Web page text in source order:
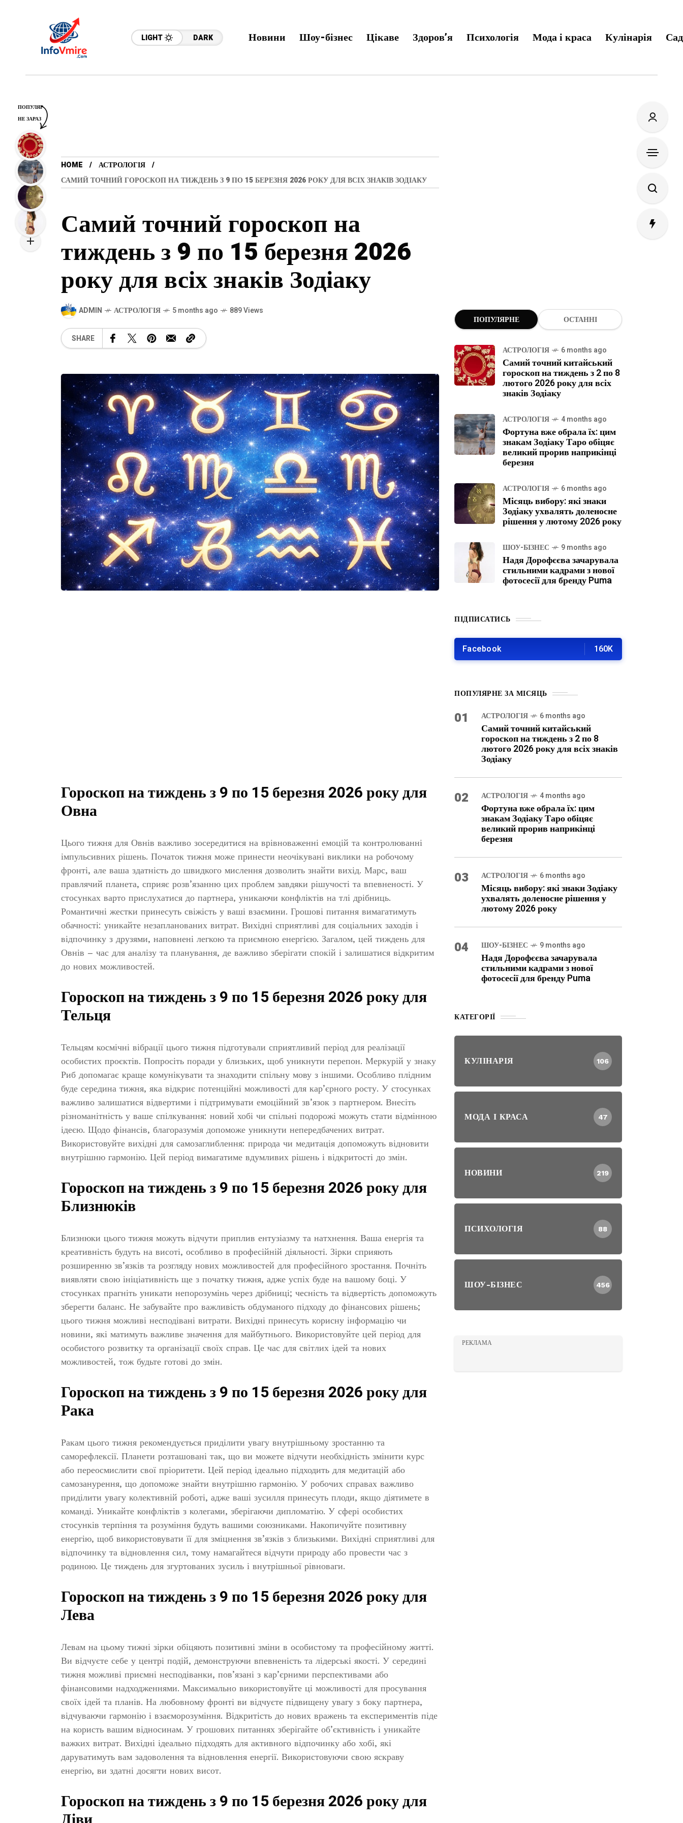
LIGHT DARK Новини Шоу-бізнес Цікаве Здоров’я Психологія Мода і краса Кулінарія
HOME
АСТРОЛОГІЯ
САМИЙ ТОЧНИЙ ГОРОСКОП НА ТИЖДЕНЬ З 9 ПО 15 БЕРЕЗНЯ 2026 РОКУ ДЛЯ ВСІХ ЗНАКІВ ЗОДІАКУ
Самий точний гороскоп на
тиждень з 9 по 15 березня 2026
року для всіх знаків Зодіаку
ADMIN АСТРОЛОГІЯ 5 months ago 889 Views
SHARE
Гороскоп на тиждень з 9 по 15 березня 2026 року для
Овна
Цього тижня для Овнів важливо зосередитися на врівноваженні емоцій та контролюванні
імпульсивних рішень. Початок тижня може принести неочікувані виклики на робочому
фронті, але ваша здатність до швидкого мислення дозволить знайти вихід. Марс, ваш
правлячий планета, сприяє розв’язанню цих проблем завдяки рішучості та впевненості. У
стосунках варто прислухатися до партнера, уникаючи конфліктів на тлі дрібниць.
Романтичні жестки принесуть свіжість у ваші взаємини. Грошові питання вимагатимуть
обачності: уникайте незапланованих витрат. Вихідні сприятливі для соціальних заходів і
відпочинку з друзями, наповнені легкою та приємною енергією. Загалом, цей тиждень для
Овнів – час для аналізу та планування, де важливо зберігати спокій і залишатися відкритим
до нових можливостей.
Гороскоп на тиждень з 9 по 15 березня 2026 року для
Тельця
Тельцям космічні вібрації цього тижня підготували сприятливий період для реалізації
особистих проєктів. Попросіть поради у близьких, щоб уникнути перепон. Меркурій у знаку
Риб допомагає краще комунікувати та знаходити спільну мову з іншими. Особливо плідним
буде середина тижня, яка відкриє потенційні можливості для кар’єрного росту. У стосунках
важливо залишатися відвертими і підтримувати емоційний зв’язок з партнером. Внесіть
різноманітність у ваше спілкування: новий хобі чи спільні подорожі можуть стати відмінною
ідеєю. Щодо фінансів, благоразумія допоможе уникнути непередбачених витрат.
Використовуйте вихідні для самозаглиблення: природа чи медитація допоможуть відновити
внутрішню гармонію. Цей період вимагатиме вдумливих рішень і відкритості до змін.
Гороскоп на тиждень з 9 по 15 березня 2026 року для
Близнюків
Близнюки цього тижня можуть відчути приплив ентузіазму та натхнення. Ваша енергія та
креативність будуть на висоті, особливо в професійній діяльності. Зірки сприяють
розширенню зв’язків та розгляду нових можливостей для професійного зростання. Почніть
виявляти свою ініціативність ще з початку тижня, адже успіх буде на вашому боці. У
стосунках прагніть уникати непорозумінь через дрібниці; чесність та відвертість допоможуть
зберегти баланс. Не забувайте про важливість обдуманого підходу до фінансових рішень;
цього тижня можливі несподівані витрати. Вихідні принесуть корисну інформацію чи
новини, які матимуть важливе значення для майбутнього. Використовуйте цей період для
особистого розвитку та організації своїх справ. Це час для світлих ідей та нових
можливостей, тож будьте готові до змін.
Гороскоп на тиждень з 9 по 15 березня 2026 року для
Рака
Ракам цього тижня рекомендується приділити увагу внутрішньому зростанню та
саморефлексії. Планети розташовані так, що ви можете відчути необхідність змінити курс
або переосмислити свої пріоритети. Цей період ідеально підходить для медитацій або
самозанурення, що допоможе знайти внутрішню гармонію. У робочих справах важливо
приділити увагу колективній роботі, адже ваші зусилля принесуть плоди, якщо діятимете в
команді. Уникайте конфліктів з колегами, зберігаючи дипломатію. У сфері особистих
стосунків терпіння та розуміння будуть вашими союзниками. Накопичуйте позитивну
енергію, щоб використовувати її для зміцнення зв’язків з близькими. Вихідні сприятливі для
відпочинку та відновлення сил, тому намагайтеся відчути природу або провести час з
родиною. Це тиждень для згуртованих зусиль і внутрішньої рівноваги.
Гороскоп на тиждень з 9 по 15 березня 2026 року для
Лева
Левам на цьому тижні зірки обіцяють позитивні зміни в особистому та професійному житті.
Ви відчуєте себе у центрі подій, демонструючи впевненість та лідерські якості. У середині
тижня можливі приємні несподіванки, пов’язані з кар’єрними перспективами або
фінансовими надходженнями. Максимально використовуйте ці можливості для просування
своїх ідей та планів. На любовному фронті ви відчуєте підвищену увагу з боку партнера,
відчуваючи гармонію і взаєморозуміння. Відкритість до нових вражень та експериментів піде
на користь вашим відносинам. У грошових питаннях зберігайте об’єктивність і уникайте
важких витрат. Вихідні ідеально підходять для активного відпочинку або хобі, які
даруватимуть вам задоволення та відновлення енергії. Використовуючи свою яскраву
енергію, ви здатні досягти нових висот.
Гороскоп на тиждень з 9 по 15 березня 2026 року для
ПОПУЛЯРНЕ ОСТАННІ
АСТРОЛОГІЯ 6 months ago
Самий точний китайський
гороскоп на тиждень з 2 по 8
лютого 2026 року для всіх
знаків Зодіаку
АСТРОЛОГІЯ 4 months ago
Фортуна вже обрала їх: цим
знакам Зодіаку Таро обіцяє
великий прорив наприкінці
березня
АСТРОЛОГІЯ 6 months ago
Місяць вибору: які знаки
Зодіаку ухвалять доленосне
рішення у лютому 2026 року
ШОУ-БІЗНЕС 9 months ago
Надя Дорофєєва зачарувала
стильними кадрами з нової
фотосесії для бренду Puma
ПІДПИСАТИСЬ
Facebook 160K
ПОПУЛЯРНЕ ЗА МІСЯЦЬ
01 АСТРОЛОГІЯ 6 months ago
Самий точний китайський
гороскоп на тиждень з 2 по 8
лютого 2026 року для всіх знаків
Зодіаку
02 АСТРОЛОГІЯ 4 months ago
Фортуна вже обрала їх: цим
знакам Зодіаку Таро обіцяє
великий прорив наприкінці
березня
03 АСТРОЛОГІЯ 6 months ago
Місяць вибору: які знаки Зодіаку
ухвалять доленосне рішення у
лютому 2026 року
04 ШОУ-БІЗНЕС 9 months ago
Надя Дорофєєва зачарувала
стильними кадрами з нової
фотосесії для бренду Puma
КАТЕГОРІЇ
КУЛІНАРІЯ 106
МОДА І КРАСА 47
НОВИНИ 219
ПСИХОЛОГІЯ 88
ШОУ-БІЗНЕС 456
РЕКЛАМА
ПОПУЛЯР
НЕ ЗАРАЗ